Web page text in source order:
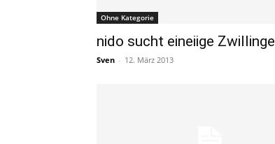
Ohne Kategorie
nido sucht eineiige Zwillinge
Sven - 12. März 2013